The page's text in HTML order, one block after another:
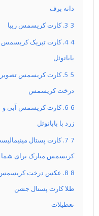
دانه برف
3. کارت کریسمس زیبا
4. کارت تبریک کریسمس
بابانوئل
5. کارت کریسمس تصویر
درخت کریسمس
6. کارت کریسمس آبی و
زرد با بابانوئل
7. کارت پستال مینیمالیست
کریسمس مبارک برای شما
8. عکس درخت کریسمس
طلا کارت پستال جشن
تعطیلات